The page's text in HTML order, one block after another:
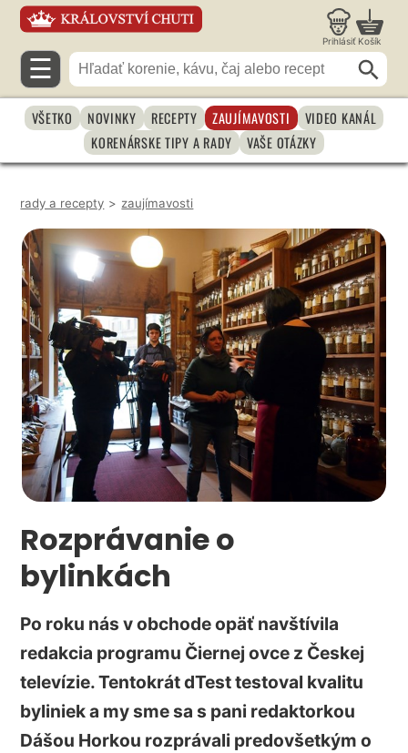
Prihlásiť Košík
☰
VŠETKO NOVINKY RECEPTY ZAUJÍMAVOSTI
VIDEO KANÁL
KORENÁRSKE TIPY A RADY
VAŠE OTÁZKY
rady a recepty > zaujímavosti
Rozprávanie o
bylinkách
Po roku nás v obchode opäť navštívila
redakcia programu Čiernej ovce z Českej
televízie. Tentokrát dTest testoval kvalitu
byliniek a my sme sa s pani redaktorkou
Dášou Horkou rozprávali predovšetkým o